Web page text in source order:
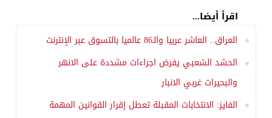
اقرأ أيضا...
العراق.. العاشر عربيا والـ86 عالميا بالتسوق عبر الإنترنت
الحشد الشعبي يفرض اجراءات مشددة على الانهر
والبحيرات غربي الانبار
الفايز: الانتخابات المقبلة تعطل إقرار القوانين المهمة